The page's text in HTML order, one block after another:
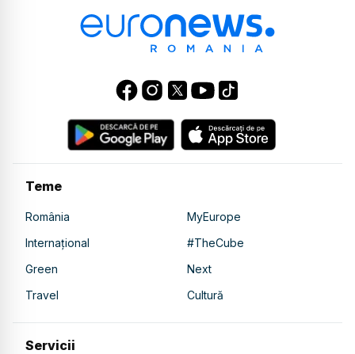
Teme
România
MyEurope
Internațional
#TheCube
Green
Next
Travel
Cultură
Servicii